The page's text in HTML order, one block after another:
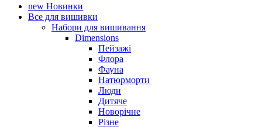
new Новинки
Все для вишивки
Набори для вишивання
Dimensions
Пейзажі
Флора
Фауна
Натюрморти
Люди
Дитяче
Новорічне
Різне